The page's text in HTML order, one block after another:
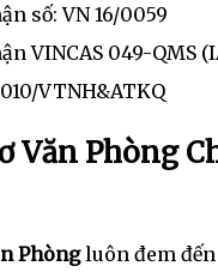
số: VN 16/0059
VINCAS 049-QMS
VTNH&ATKQ
Văn Phòng
Phòngluôn đem